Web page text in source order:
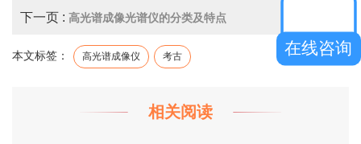
下一页 : 高光谱成像光谱仪的分类及特点
本文标签： 高光谱成像仪 考古
相关阅读
在线咨询